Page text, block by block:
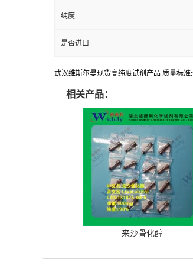
纯度
是否进口
武汉维斯尔曼现货高纯度试剂产品 质量标
相关产品：
来沙骨化醇